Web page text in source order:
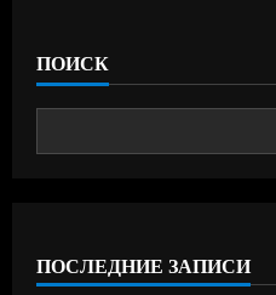
ПОИСК
ПОСЛЕДНИЕ ЗАПИСИ